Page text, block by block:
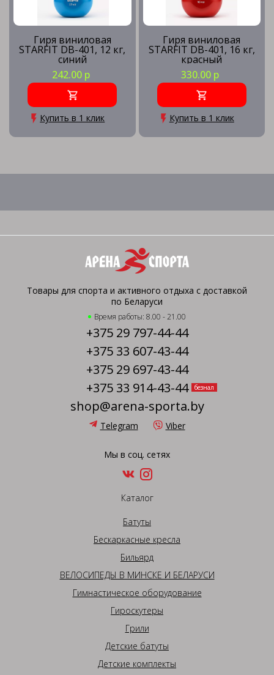
Гиря виниловая
STARFIT DB-401, 12 кг,
синий
242.00 р
Купить в 1 клик
Гиря виниловая
STARFIT DB-401, 16 кг,
красный
330.00 р
Купить в 1 клик
Товары для спорта и активного отдыха с доставкой
по Беларуси
Время работы: 8.00 - 21.00
+375 29 797-44-44
+375 33 607-43-44
+375 29 697-43-44
+375 33 914-43-44
безнал
shop@arena-sporta.by
Telegram Viber
Мы в соц. сетях
Каталог
Батуты
Бескаркасные кресла
Бильярд
ВЕЛОСИПЕДЫ В МИНСКЕ И БЕЛАРУСИ
Гимнастическое оборудование
Гироскутеры
Грили
Детские батуты
Детские комплекты